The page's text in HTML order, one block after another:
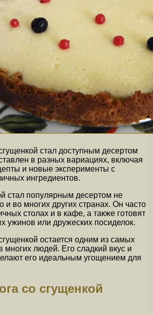
стал доступным десертом
в разных вариациях, включая
и новые эксперименты с
ингредиентов.
стал популярным десертом не
и во многих других странах. Он часто
столах и в кафе, а также готовят
ужинов или дружеских посиделок.
остается одним из самых
людей. Его сладкий вкус и
его идеальным угощением для
со сгущенкой